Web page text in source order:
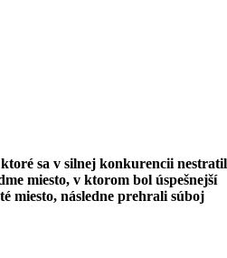
sa v silnej konkurencii
miesto, v ktorom bol úspešnejší
miesto, následne prehrali súboj